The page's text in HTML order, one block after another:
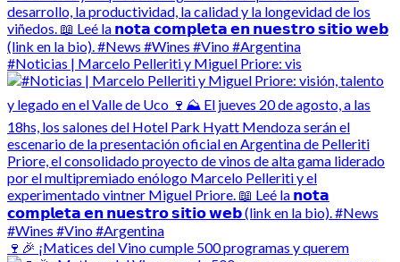
#Noticias | Marcelo Pelleriti y Miguel Priore: vis
🍷🎉 ¡Matices del Vino cumple 500 programas y querem